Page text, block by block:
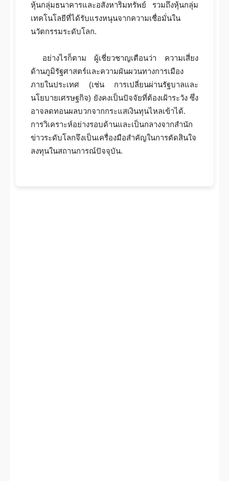
หุ้นกลุ่มธนาคารและอสังหาริมทรัพย์ รวมถึงหุ้นกลุ่ม
เทคโนโลยีที่ได้รับแรงหนุนจากความเชื่อมั่นใน
นวัตกรรมระดับโลก.
อย่างไรก็ตาม ผู้เชี่ยวชาญเตือนว่า ความเสี่ยง
ด้านภูมิรัฐศาสตร์และความผันผวนทางการเมือง
ภายในประเทศ (เช่น การเปลี่ยนผ่านรัฐบาลและ
นโยบายเศรษฐกิจ) ยังคงเป็นปัจจัยที่ต้องเฝ้าระวัง ซึ่ง
อาจลดทอนผลบวกจากกระแสเงินทุนไหลเข้าได้.
การวิเคราะห์อย่างรอบด้านและเป็นกลางจากสำนัก
ข่าวระดับโลกจึงเป็นเครื่องมือสำคัญในการตัดสินใจ
ลงทุนในสถานการณ์ปัจจุบัน.